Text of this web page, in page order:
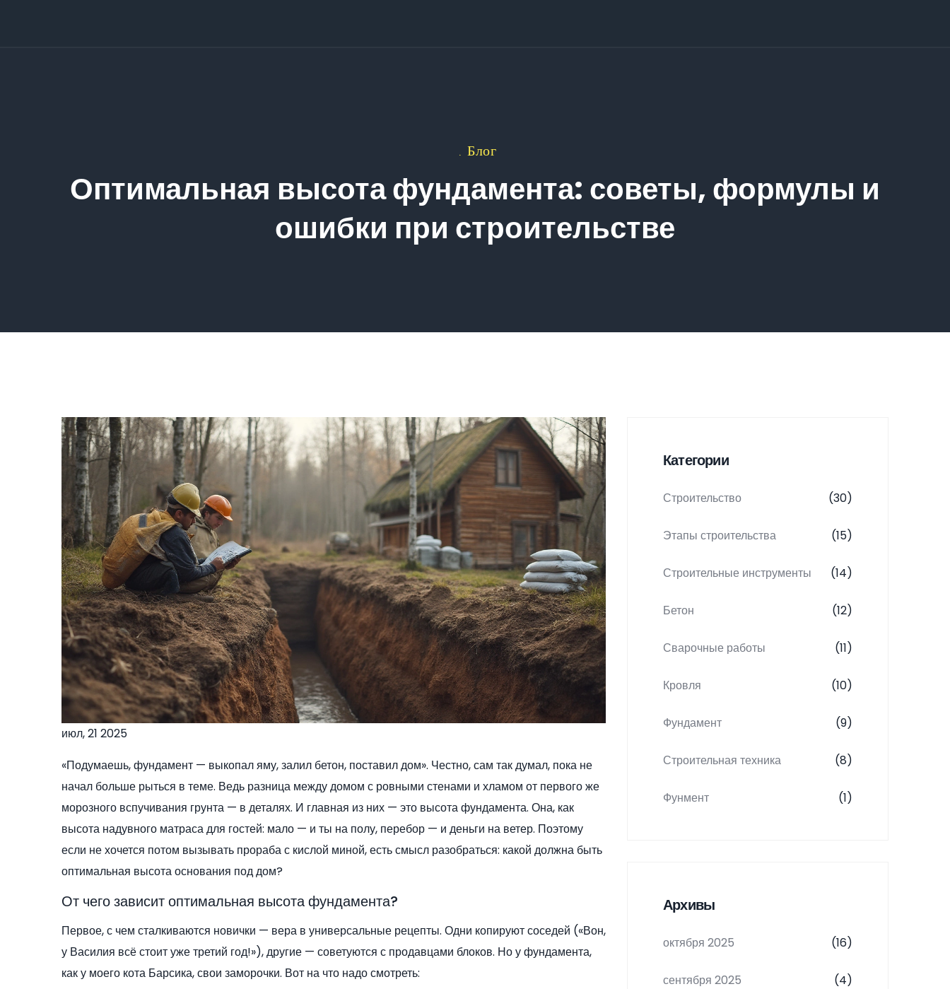
Блог
Оптимальная высота фундамента: советы, формулы и
ошибки при строительстве
июл, 21 2025
«Подумаешь, фундамент — выкопал яму, залил бетон, поставил дом». Честно, сам так думал, пока не
начал больше рыться в теме. Ведь разница между домом с ровными стенами и хламом от первого же
морозного вспучивания грунта — в деталях. И главная из них — это высота фундамента. Она, как
высота надувного матраса для гостей: мало — и ты на полу, перебор — и деньги на ветер. Поэтому
если не хочется потом вызывать прораба с кислой миной, есть смысл разобраться: какой должна быть
оптимальная высота основания под дом?
От чего зависит оптимальная высота фундамента?
Первое, с чем сталкиваются новички — вера в универсальные рецепты. Одни копируют соседей («Вон,
у Василия всё стоит уже третий год!»), другие — советуются с продавцами блоков. Но у фундамента,
как у моего кота Барсика, свои заморочки. Вот на что надо смотреть:
Категории
Строительство (30)
Этапы строительства (15)
Строительные инструменты (14)
Бетон (12)
Сварочные работы (11)
Кровля (10)
Фундамент (9)
Строительная техника (8)
Фунмент (1)
Архивы
октября 2025 (16)
сентября 2025 (4)